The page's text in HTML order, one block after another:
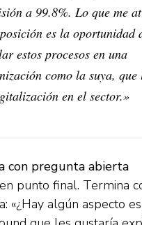
a 99.8%. Lo que me
es la oportunidad
estos procesos en una
como la suya,
en el sector.»
con pregunta abierta
punto final. Termina
«¿Hay algún aspecto